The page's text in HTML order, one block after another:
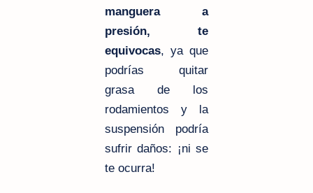
manguera a
presión, te
equivocas, ya que
podrías quitar
grasa de los
rodamientos y la
suspensión podría
sufrir daños: ¡ni se
te ocurra!